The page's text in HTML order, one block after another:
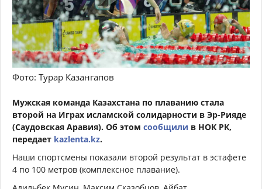
Фото: Турар Казангапов
Мужская команда Казахстана по плаванию стала
второй на Играх исламской солидарности в Эр-Рияде
(Саудовская Аравия). Об этом сообщили в НОК РК,
передает kazlenta.kz.
Наши спортсмены показали второй результат в эстафете
4 по 100 метров (комплексное плавание).